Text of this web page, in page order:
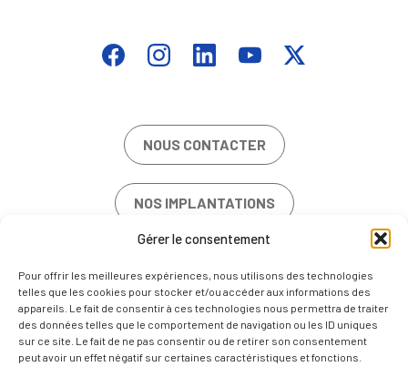
Gérer le consentement
Pour offrir les meilleures expériences, nous utilisons des technologies
telles que les cookies pour stocker et/ou accéder aux informations des
appareils. Le fait de consentir à ces technologies nous permettra de traiter
des données telles que le comportement de navigation ou les ID uniques
sur ce site. Le fait de ne pas consentir ou de retirer son consentement
peut avoir un effet négatif sur certaines caractéristiques et fonctions.
NOUS CONTACTER
NOS IMPLANTATIONS